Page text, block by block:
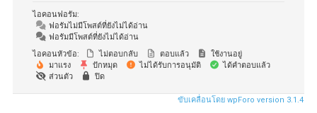
ไอคอนฟอรัม:
ฟอรัมไม่มีโพสต์ที่ยังไม่ได้อ่าน
ฟอรัมมีโพสต์ที่ยังไม่ได้อ่าน
ไอคอนหัวข้อ:
ไม่ตอบกลับ ตอบแล้ว
ใช้งานอยู่
มาแรง
ปักหมุด ไม่ได้รับการอนุมัติ
ได้คำตอบแล้ว
ส่วนตัว
ปิด
ขับเคลื่อนโดย wpForo version 3.1.4